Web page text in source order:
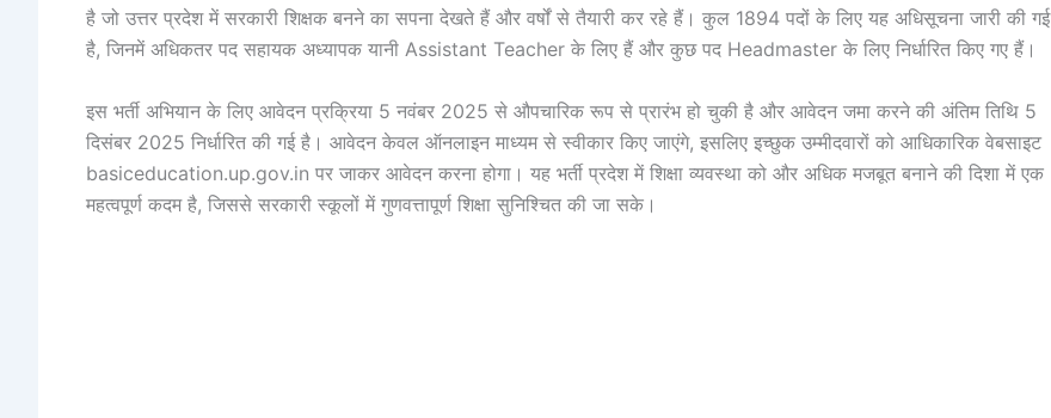
है जो उत्तर प्रदेश में सरकारी शिक्षक बनने का सपना देखते हैं और वर्षों से तैयारी कर रहे हैं। कुल 1894 पदों के लिए यह अधिसूचना जारी की गई
है, जिनमें अधिकतर पद सहायक अध्यापक यानी Assistant Teacher के लिए हैं और कुछ पद Headmaster के लिए निर्धारित किए गए हैं।
इस भर्ती अभियान के लिए आवेदन प्रक्रिया 5 नवंबर 2025 से औपचारिक रूप से प्रारंभ हो चुकी है और आवेदन जमा करने की अंतिम तिथि 5
दिसंबर 2025 निर्धारित की गई है। आवेदन केवल ऑनलाइन माध्यम से स्वीकार किए जाएंगे, इसलिए इच्छुक उम्मीदवारों को आधिकारिक वेबसाइट
basiceducation.up.gov.in पर जाकर आवेदन करना होगा। यह भर्ती प्रदेश में शिक्षा व्यवस्था को और अधिक मजबूत बनाने की दिशा में एक
महत्वपूर्ण कदम है, जिससे सरकारी स्कूलों में गुणवत्तापूर्ण शिक्षा सुनिश्चित की जा सके।